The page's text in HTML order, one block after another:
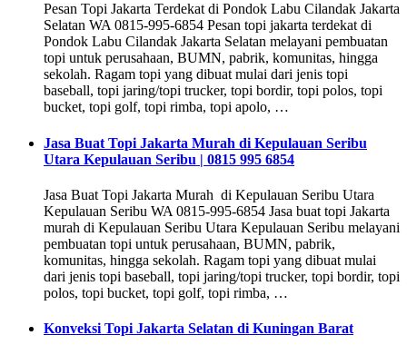
Pesan Topi Jakarta Terdekat di Pondok Labu Cilandak Jakarta
Selatan WA 0815-995-6854 Pesan topi jakarta terdekat di
Pondok Labu Cilandak Jakarta Selatan melayani pembuatan
topi untuk perusahaan, BUMN, pabrik, komunitas, hingga
sekolah. Ragam topi yang dibuat mulai dari jenis topi
baseball, topi jaring/topi trucker, topi bordir, topi polos, topi
bucket, topi golf, topi rimba, topi apolo, …
Jasa Buat Topi Jakarta Murah di Kepulauan Seribu
Utara Kepulauan Seribu | 0815 995 6854
Jasa Buat Topi Jakarta Murah di Kepulauan Seribu Utara
Kepulauan Seribu WA 0815-995-6854 Jasa buat topi Jakarta
murah di Kepulauan Seribu Utara Kepulauan Seribu melayani
pembuatan topi untuk perusahaan, BUMN, pabrik,
komunitas, hingga sekolah. Ragam topi yang dibuat mulai
dari jenis topi baseball, topi jaring/topi trucker, topi bordir, topi
polos, topi bucket, topi golf, topi rimba, …
Konveksi Topi Jakarta Selatan di Kuningan Barat